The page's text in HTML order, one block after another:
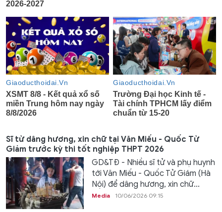
Sĩ tử dâng hương, xin chữ tại Văn Miếu - Quốc Tử
Giám trước kỳ thi tốt nghiệp THPT 2026
GD&TĐ - Nhiều sĩ tử và phụ huynh
tới Văn Miếu - Quốc Tử Giám (Hà
Nội) để dâng hương, xin chữ...
Media 10/06/2026 09:15